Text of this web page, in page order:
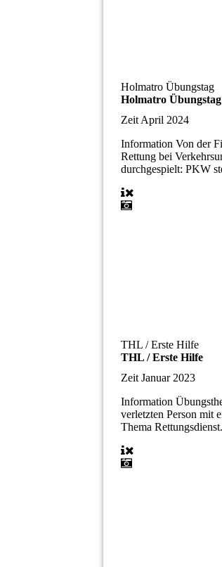
Holmatro Übungstag
Holmatro Übungstag
Zeit April 2024
Information Von der
Rettung bei
durchgespielt: PKW
THL / Erste Hilfe
THL / Erste Hilfe
Zeit Januar 2023
Information
verletzten Person mit
Thema Rettungsdienst.